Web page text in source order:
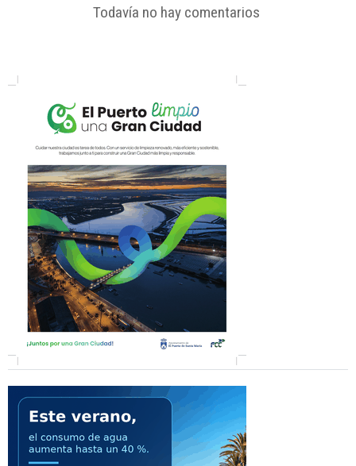
Todavía no hay comentarios